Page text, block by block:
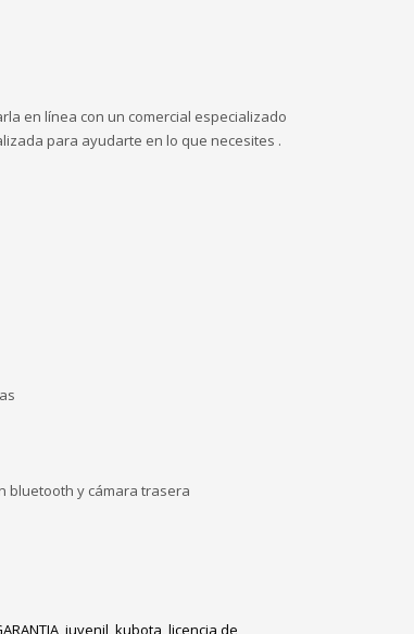
en línea con un comercial especializado
para ayudarte en lo que necesites .
bluetooth y cámara trasera
,juvenil,kubota,licencia de